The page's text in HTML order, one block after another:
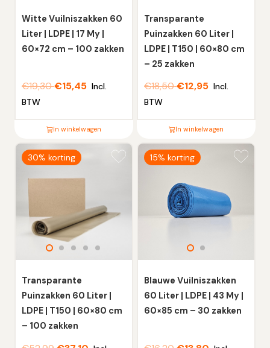
worden
op
de
worden
op
de
productpagina
Witte Vuilniszakken 60
Liter | LDPE | 17 My |
60×72 cm – 100 zakken
€19,30€15,45 Incl.
BTW
In winkelwagen
Dit
product
Deze
optie
worden
op
de
productpagina
Transparante
Puinzakken 60 Liter |
LDPE | T150 | 60×80 cm
– 25 zakken
€18,50€12,95 Incl.
BTW
In winkelwagen
Dit
product
meerdere
variaties.
worden
op
de
30% korting
Transparante
Puinzakken 60 Liter |
LDPE | T150 | 60×80 cm
– 100 zakken
15% korting
Blauwe Vuilniszakken
60 Liter | LDPE | 43 My |
60×85 cm – 30 zakken